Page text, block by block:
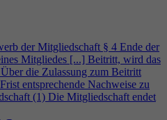
der Mitgliedschaft § 4 Ende der
Mitgliedes [...] Beitritt, wird das
die Zulassung zum Beitritt
entsprechende Nachweise zu
(1) Die Mitgliedschaft endet